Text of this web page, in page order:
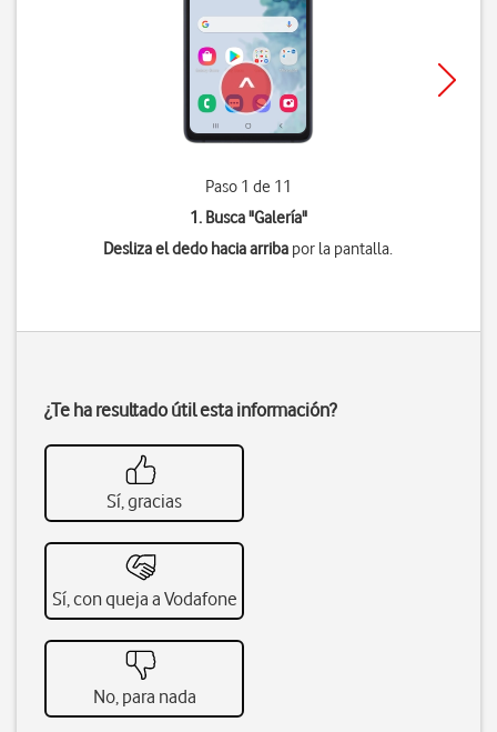
Paso 1 de 11
1. Busca "Galería"
Desliza el dedo hacia arriba por la pantalla.
¿Te ha resultado útil esta información?
Sí, gracias
Sí, con queja a Vodafone
No, para nada